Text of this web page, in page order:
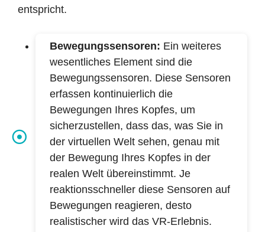
entspricht.
Bewegungssensoren: Ein weiteres
wesentliches Element sind die
Bewegungssensoren. Diese Sensoren
erfassen kontinuierlich die
Bewegungen Ihres Kopfes, um
sicherzustellen, dass das, was Sie in
der virtuellen Welt sehen, genau mit
der Bewegung Ihres Kopfes in der
realen Welt übereinstimmt. Je
reaktionsschneller diese Sensoren auf
Bewegungen reagieren, desto
realistischer wird das VR-Erlebnis.